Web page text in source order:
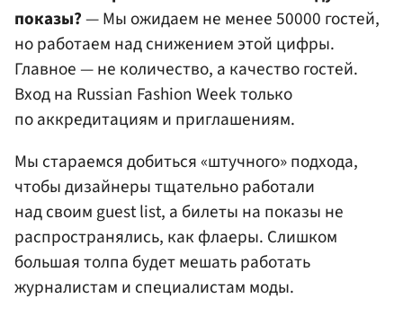
показы?— Мы ожидаем не менее 50000 гостей,
но работаем над снижением этой цифры.
Главное — не количество, а качество гостей.
Вход на Russian Fashion Week только
по аккредитациям и приглашениям.
Мы стараемся добиться «штучного» подхода,
чтобы дизайнеры тщательно работали
над своим guest list, а билеты на показы не
распространялись, как флаеры. Слишком
большая толпа будет мешать работать
журналистам и специалистам моды.